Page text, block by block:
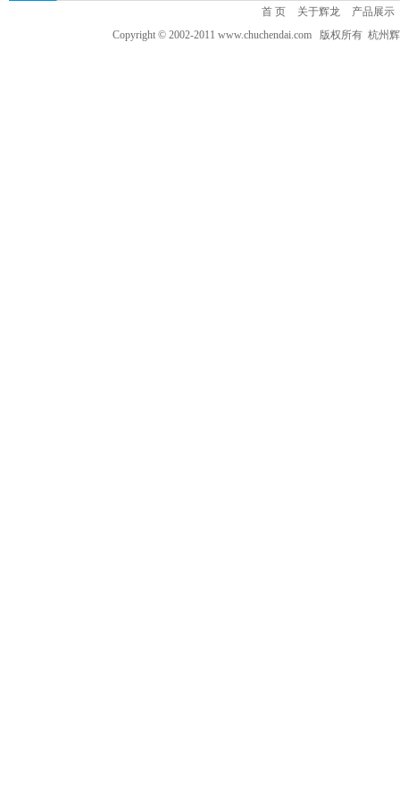
首 页 关于辉龙
产品展示
Copyright © 2002-2011 www.chuchendai.com 版权所有 杭州